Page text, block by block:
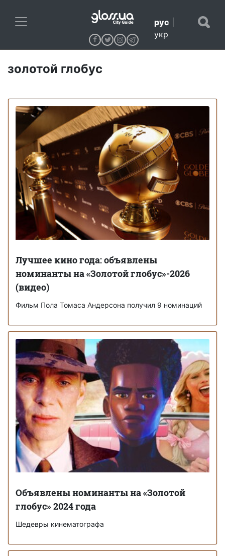
рус
укр
золотой глобус
Лучшее кино года: объявлены
номинанты на «Золотой глобус»-2026
(видео)
Фильм Пола Томаса Андерсона получил 9 номинаций
Объявлены номинанты на «Золотой
глобус» 2024 года
Шедевры кинематографа